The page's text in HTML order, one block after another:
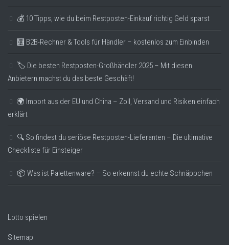
💰 10 Tipps, wie du beim Restposten-Einkauf richtig Geld sparst
🧮 B2B-Rechner & Tools für Händler – kostenlos zum Einbinden
🏷️ Die besten Restposten-Großhändler 2025 – Mit diesen
Anbietern machst du das beste Geschäft!
🌍 Import aus der EU und China – Zoll, Versand und Risiken einfach
erklärt
🔍 So findest du seriöse Restposten-Lieferanten – Die ultimative
Checkliste für Einsteiger
📦 Was ist Palettenware? – So erkennst du echte Schnäppchen
Lotto spielen
Sitemap